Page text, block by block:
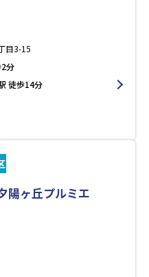
目3-15
分
徒歩14分
陽ヶ丘プルミエ